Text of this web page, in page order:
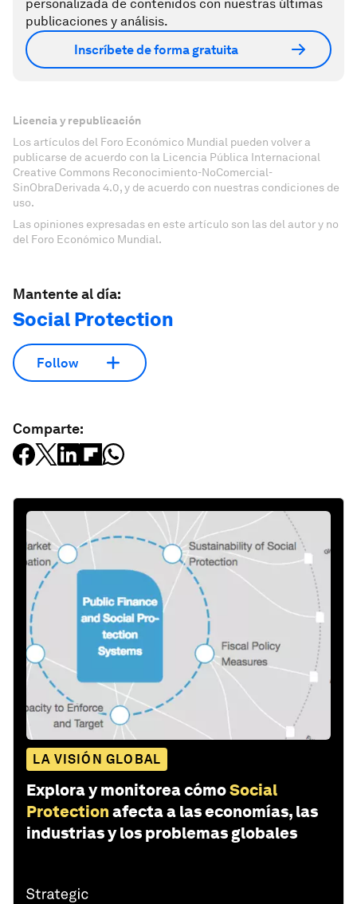
personalizada de contenidos con nuestras últimas
publicaciones y análisis.
Inscríbete de forma gratuita
Licencia y republicación
Los artículos del Foro Económico Mundial pueden volver a
publicarse de acuerdo con la Licencia Pública Internacional
Creative Commons Reconocimiento-NoComercial-
SinObraDerivada 4.0, y de acuerdo con nuestras condiciones de
uso.
Las opiniones expresadas en este artículo son las del autor y no
del Foro Económico Mundial.
Mantente al día:
Social Protection
Follow
Comparte:
LA VISIÓN GLOBAL
Explora y monitorea cómoSocial
Protection afecta a las economías, las
industrias y los problemas globales